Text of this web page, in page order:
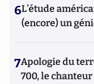
6L’étude
(encore) un
7Apologie du
700, le chanteur